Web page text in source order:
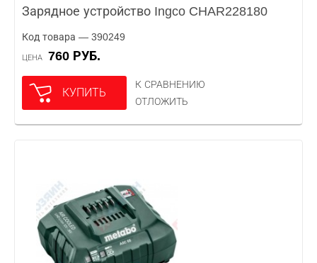
Зарядное устройство Ingco CHAR228180
Код товара — 390249
ЦЕНА 760 РУБ.
КУПИТЬ
К СРАВНЕНИЮ
ОТЛОЖИТЬ